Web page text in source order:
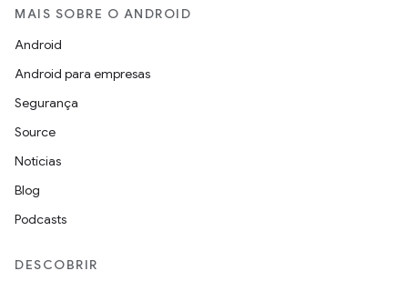
MAIS SOBRE O ANDROID
Android
Android para empresas
Segurança
Source
Notícias
Blog
Podcasts
DESCOBRIR